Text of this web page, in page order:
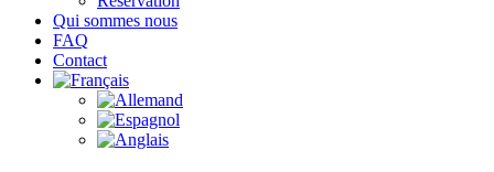
Qui sommes nous
FAQ
Contact